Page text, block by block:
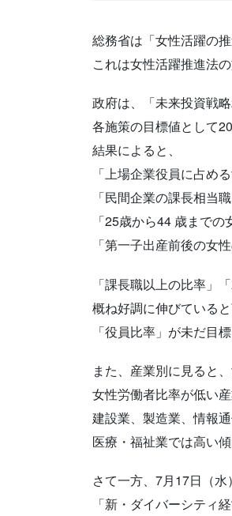
総務省は「女性活躍の
これは女性活躍推進法
政府は、「未来投資戦
各施策の目標値として
結果によると、
「上場企業役員に占め
「民間企業の課長相当
「25歳から44 歳まで
「第一子出産前後の女
「課長職以上の比率」
概ね好調に伸びていると
「役員比率」が未だ目
また、産業別に見ると
女性労働者比率が低い
建設業、製造業、情報
医療・福祉業では高い
さて一方、7月17日（水
「新・ダイバーシティ